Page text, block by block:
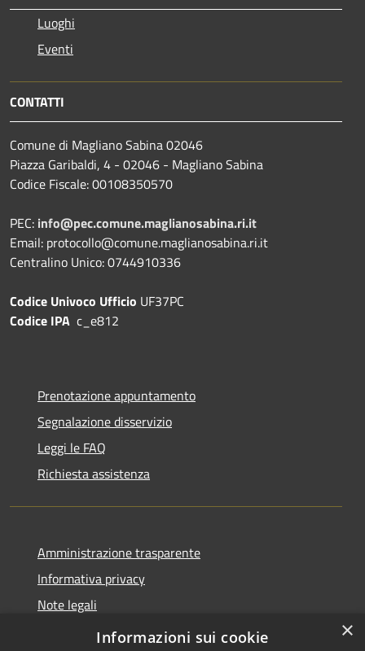
Luoghi
Eventi
CONTATTI
Comune di Magliano Sabina 02046
Piazza Garibaldi, 4 - 02046 - Magliano Sabina
Codice Fiscale: 00108350570
PEC: info@pec.comune.maglianosabina.ri.it
Email: protocollo@comune.maglianosabina.ri.it
Centralino Unico: 0744910336
Codice Univoco Ufficio UF37PC
Codice IPA c_e812
Prenotazione appuntamento
Segnalazione disservizio
Leggi le FAQ
Richiesta assistenza
Amministrazione trasparente
Informativa privacy
Note legali
Dichiarazione di accessibilità
×
Informazioni sui cookie